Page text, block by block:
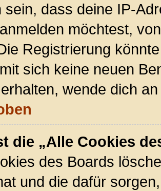
sein, dass deine IP-
möchtest,
Registrierung
sich keine neuen
wende dich
die „Alle Cookies
des Boards
und die dafür